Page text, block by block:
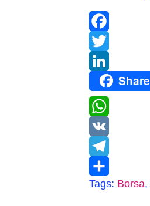
Facebook
Twitter
LinkedInShare
WhatsApp
VK
Telegram
Paylaş
Tags: Borsa,